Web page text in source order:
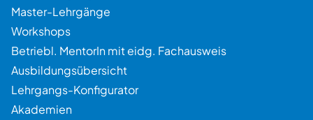
Master-Lehrgänge
Workshops
Betriebl. MentorIn mit eidg. Fachausweis
Ausbildungsübersicht
Lehrgangs-Konfigurator
Akademien